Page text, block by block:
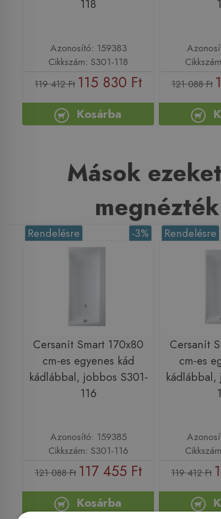
118
Azonosító: 159383
Cikkszám: S301-118
119 412 Ft 115 830 Ft
Kosárba
121 088 Ft
Mások
megnézték
-3%
Rendelésre
Cersanit Smart 170x80
cm-es egyenes kád
kádlábbal, jobbos S301-
116
Azonosító: 159385
Cikkszám: S301-116
121 088 Ft 117 455 Ft
Kosárba
Rendelésre
Cersanit
cm-es
kádlábbal,
119 412 Ft